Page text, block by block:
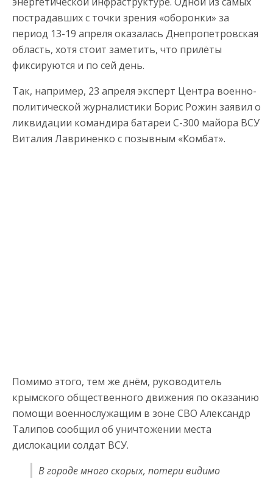
пострадавших с точки зрения «оборонки» за
период 13-19 апреля оказалась Днепропетровская
область, хотя стоит заметить, что прилёты
фиксируются и по сей день.
Так, например, 23 апреля эксперт Центра военно-
политической журналистики Борис Рожин заявил о
ликвидации командира батареи С-300 майора ВСУ
Виталия Лавриненко с позывным «Комбат».
Помимо этого, тем же днём, руководитель
крымского общественного движения по оказанию
помощи военнослужащим в зоне СВО Александр
Талипов сообщил об уничтожении места
дислокации солдат ВСУ.
В городе много скорых, потери видимо